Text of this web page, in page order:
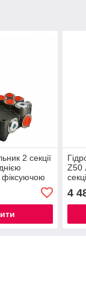
2 секції
фіксуючою
Z50
4